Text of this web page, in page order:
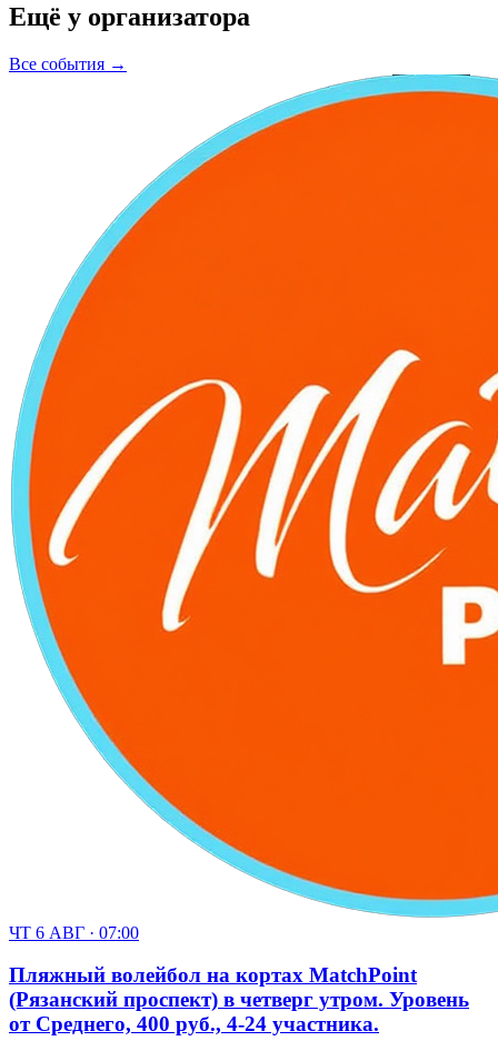
Ещё у организатора
Все события →
ЧТ 6 АВГ · 07:00
Пляжный волейбол на кортах MatchPoint
(Рязанский проспект) в четверг утром. Уровень
от Среднего, 400 руб., 4-24 участника.